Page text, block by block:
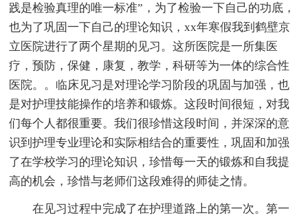
践是检验真理的唯一标准”，为了检验一下自己的功底，
也为了巩固一下自己的理论知识，xx年寒假我到鹤壁京
立医院进行了两个星期的见习。这所医院是一所集医
疗，预防，保健，康复，教学，科研等为一体的综合性
医院。。临床见习是对理论学习阶段的巩固与加强，也
是对护理技能操作的培养和锻炼。这段时间很短，对我
们每个人都很重要。我们很珍惜这段时间，并深深的意
识到护理专业理论和实际相结合的重要性，巩固和加强
了在学校学习的理论知识，珍惜每一天的锻炼和自我提
高的机会，珍惜与老师们这段难得的师徒之情。
在见习过程中完成了在护理道路上的第一次。第一